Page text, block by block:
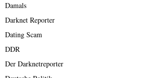
Damals
Darknet Reporter
Dating Scam
DDR
Der Darknetreporter